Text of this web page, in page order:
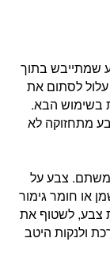
שמתייבש בתוך
עלול לסתום את
בשימוש הבא.
מתחזוקה לא
צבע על
או חומר גימור
צבע, לשטוף את
ולנקות היטב